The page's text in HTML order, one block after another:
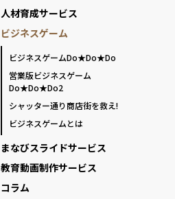
人材育成サービス
ビジネスゲーム
ビジネスゲームDo★Do★Do
営業版ビジネスゲーム
Do★Do★Do2
シャッター通り商店街を救え!
ビジネスゲームとは
まなびスライドサービス
教育動画制作サービス
コラム